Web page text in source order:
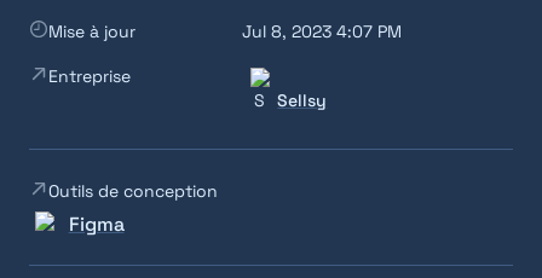
Mise à jour Jul 8, 2023 4:07 PM
Entreprise
Sellsy
Outils de conception
Figma